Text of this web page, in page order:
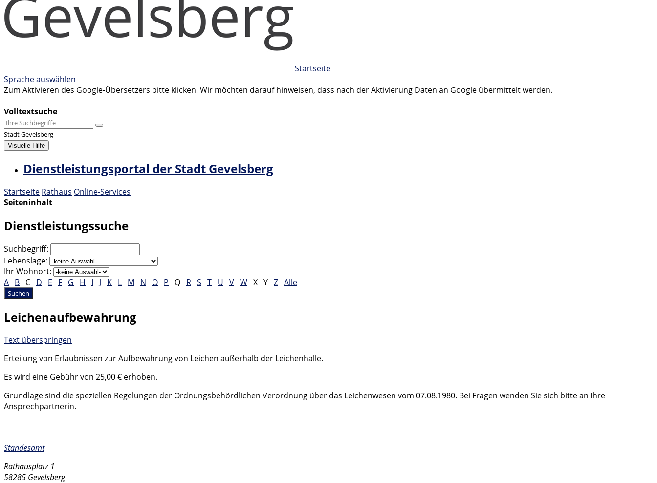
Startseite
Sprache auswählen
Zum Aktivieren des Google-Übersetzers bitte klicken. Wir möchten darauf hinweisen, dass nach der Aktivierung Daten an Google übermittelt werden.
Volltextsuche
Stadt Gevelsberg
Visuelle Hilfe
Dienstleistungsportal der Stadt Gevelsberg
Startseite Rathaus Online-Services
Seiteninhalt
Dienstleistungssuche
Suchbegriff:
Lebenslage:
Ihr Wohnort:
A B C D E F G H I J K L M N O P Q R S T U V W X Y Z Alle
Leichenaufbewahrung
Text überspringen
Erteilung von Erlaubnissen zur Aufbewahrung von Leichen außerhalb der Leichenhalle.
Es wird eine Gebühr von 25,00 € erhoben.
Grundlage sind die speziellen Regelungen der Ordnungsbehördlichen Verordnung über das Leichenwesen vom 07.08.1980. Bei Fragen wenden Sie sich bitte an Ihre
Ansprechpartnerin.
Standesamt
Rathausplatz 1
58285 Gevelsberg